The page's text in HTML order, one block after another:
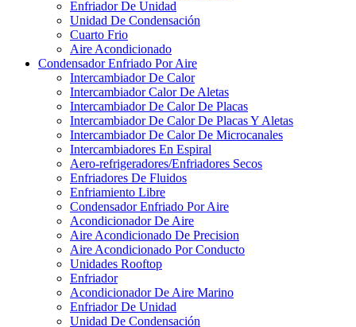
Enfriador De Unidad
Unidad De Condensación
Cuarto Frio
Aire Acondicionado
Condensador Enfriado Por Aire
Intercambiador De Calor
Intercambiador Calor De Aletas
Intercambiador De Calor De Placas
Intercambiador De Calor De Placas Y Aletas
Intercambiador De Calor De Microcanales
Intercambiadores En Espiral
Aero-refrigeradores/Enfriadores Secos
Enfriadores De Fluidos
Enfriamiento Libre
Condensador Enfriado Por Aire
Acondicionador De Aire
Aire Acondicionado De Precision
Aire Acondicionado Por Conducto
Unidades Rooftop
Enfriador
Acondicionador De Aire Marino
Enfriador De Unidad
Unidad De Condensación